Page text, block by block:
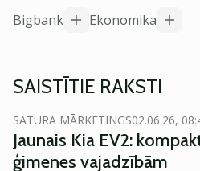
Bigbank
Ekonomika
SAISTĪTIE RAKSTI
SATURA MĀRKETINGS02.06.26,
Jaunais Kia EV2:
ģimenes vajadzībām